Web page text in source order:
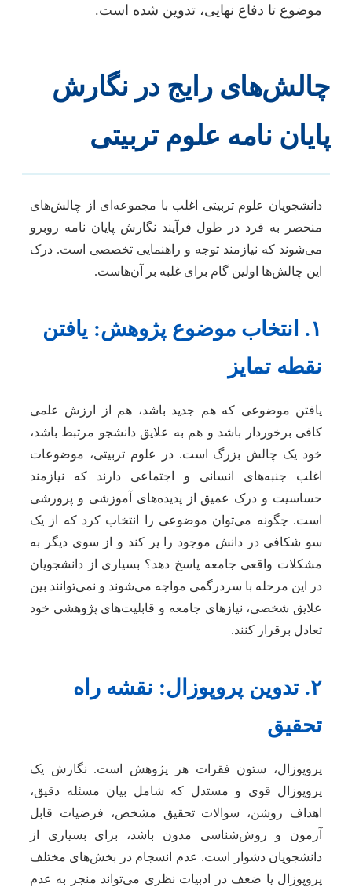
موضوع تا دفاع نهایی، تدوین شده است.
چالش‌های رایج در نگارش
پایان نامه علوم تربیتی
دانشجویان علوم تربیتی اغلب با مجموعه‌ای از چالش‌های
منحصر به فرد در طول فرآیند نگارش پایان نامه روبرو
می‌شوند که نیازمند توجه و راهنمایی تخصصی است. درک
این چالش‌ها اولین گام برای غلبه بر آن‌هاست.
۱. انتخاب موضوع پژوهش: یافتن
نقطه تمایز
یافتن موضوعی که هم جدید باشد، هم از ارزش علمی
کافی برخوردار باشد و هم به علایق دانشجو مرتبط باشد،
خود یک چالش بزرگ است. در علوم تربیتی، موضوعات
اغلب جنبه‌های انسانی و اجتماعی دارند که نیازمند
حساسیت و درک عمیق از پدیده‌های آموزشی و پرورشی
است. چگونه می‌توان موضوعی را انتخاب کرد که از یک
سو شکافی در دانش موجود را پر کند و از سوی دیگر به
مشکلات واقعی جامعه پاسخ دهد؟ بسیاری از دانشجویان
در این مرحله با سردرگمی مواجه می‌شوند و نمی‌توانند بین
علایق شخصی، نیازهای جامعه و قابلیت‌های پژوهشی خود
تعادل برقرار کنند.
۲. تدوین پروپوزال: نقشه راه
تحقیق
پروپوزال، ستون فقرات هر پژوهش است. نگارش یک
پروپوزال قوی و مستدل که شامل بیان مسئله دقیق،
اهداف روشن، سوالات تحقیق مشخص، فرضیات قابل
آزمون و روش‌شناسی مدون باشد، برای بسیاری از
دانشجویان دشوار است. عدم انسجام در بخش‌های مختلف
پروپوزال یا ضعف در ادبیات نظری می‌تواند منجر به عدم